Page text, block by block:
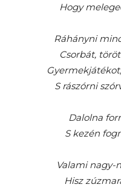
Hogy
Ráhányni
Csorbát,
S rászórni
Dalolna
S kezén
Valami nagy-
Hisz